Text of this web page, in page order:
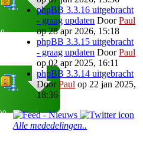
phpBB 3.3.16 uitgebracht
- graag updaten DoorPaul
op 28 apr 2026, 15:18
phpBB 3.3.15 uitgebracht
- graag updaten DoorPaul
op 02 apr 2025, 16:11
phpBB 3.3.14 uitgebracht
DoorPaul op 22 jan 2025,
18:36
Alle mededelingen..